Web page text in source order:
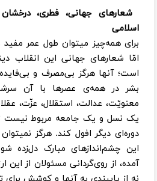
شعارهای جهانی، فطری،
اسلامی
برای همه‌چیز میتوان طول عمر
امّا شعارهای جهانی این انقلاب
است؛ آنها هرگز بی‌مصرف و
بشر در همه‌ی عصرها با آن
معنویّت، عدالت، استقلال، عزّت،
یک نسل و یک جامعه مربوط نیست
دوره‌ای دیگر افول کند. هرگز
این چشم‌اندازهای مبارک دل‌زده
آمده، از روی‌گردانی مسئولان از